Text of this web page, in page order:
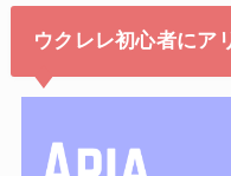
ウクレレ初心者にア